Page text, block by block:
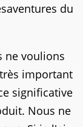
du
ne voulions
important
significative
Nous ne